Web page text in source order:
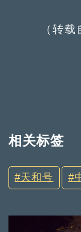
（转载自
相关标签
天和号